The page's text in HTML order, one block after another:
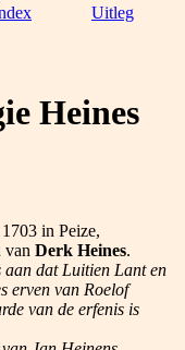
Uitleg
Heines
in Peize,
van Derk Heines.
aan dat Luitien Lant en
erven van Roelof
van de erfenis is